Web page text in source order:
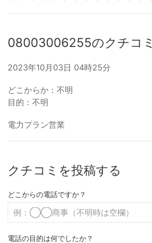
08003006255のクチコミ
2023年10月03日 04時25分
どこからか：不明
目的：不明
電力プラン営業
クチコミを投稿する
どこからの電話ですか？
電話の目的は何でしたか？